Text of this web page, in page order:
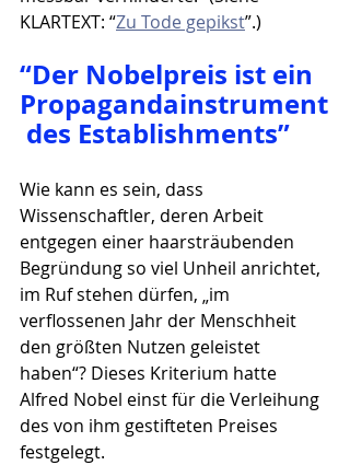
KLARTEXT: “Zu Tode gepikst”.)
“Der Nobelpreis ist ein
Propagandainstrument
des Establishments”
Wie kann es sein, dass
Wissenschaftler, deren Arbeit
entgegen einer haarsträubenden
Begründung so viel Unheil anrichtet,
im Ruf stehen dürfen, „im
verflossenen Jahr der Menschheit
den größten Nutzen geleistet
haben“? Dieses Kriterium hatte
Alfred Nobel einst für die Verleihung
des von ihm gestifteten Preises
festgelegt.